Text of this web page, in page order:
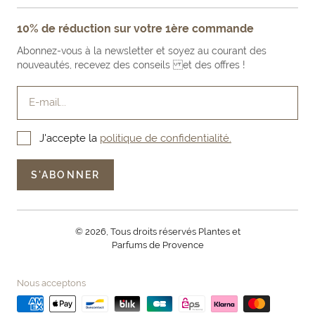
FAQ
FAIRE UN RETOUR PRODUIT
NOS ENGAGEMENTS
LE BLOG
10% de réduction sur votre 1ère commande
Abonnez-vous à la newsletter et soyez au courant des
nouveautés, recevez des conseils et des offres !
E-mail...
J'accepte la politique de confidentialité.
S'ABONNER
© 2026, Tous droits réservés Plantes et
Parfums de Provence
Nous acceptons